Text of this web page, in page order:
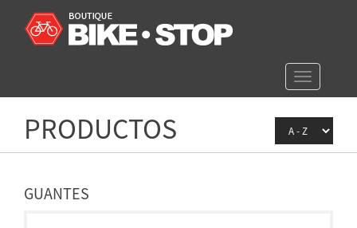
Toggle
navigation
PRODUCTOS
GUANTES